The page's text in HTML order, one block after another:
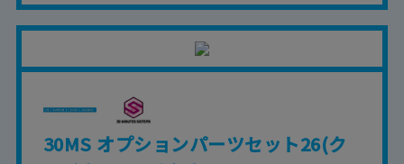
30MS オプションパーツセット26(ク
更または停止することがあります。また当社
は、本サービスの提供を終了することがありま
■本サービスのご利用にあたり、ウェブサイトご
ある場合、これらに従ってご利用ください。